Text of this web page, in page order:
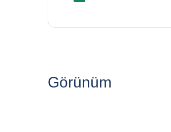
Görünüm